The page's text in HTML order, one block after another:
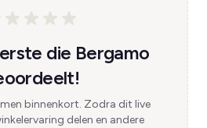
die Bergamo
binnenkort. Zodra dit live
delen en andere